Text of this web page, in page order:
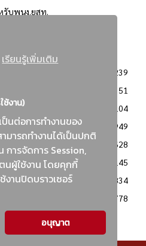
เรียนรู้เพิ่มเติม
ช้งาน)
นต่อการทำงานของ
มารถทำงานได้เป็นปกติ
การจัดการ Session,
ผู้ใช้งาน โดยคุกกี้
งานปิดบราวเซอร์
อนุญาต
หรับพนง.ยสท.
3239
2351
2104
1949
รจัดซื้อจัดจ้าง
1628
1145
834
778